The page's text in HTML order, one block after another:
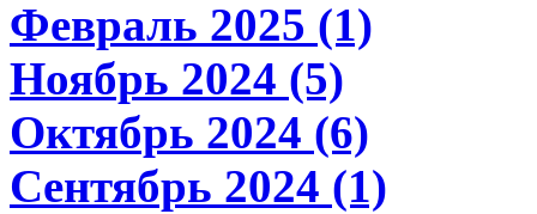
Февраль 2025 (1)
Ноябрь 2024 (5)
Октябрь 2024 (6)
Сентябрь 2024 (1)